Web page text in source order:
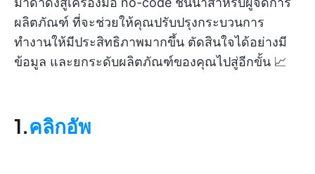
ผลิตภัณฑ์ ที่จะช่วยให้คุณปรับปรุงกระบวนการ
ทำงานให้มีประสิทธิภาพมากขึ้น ตัดสินใจได้อย่างมี
ข้อมูล และยกระดับผลิตภัณฑ์ของคุณไปสู่อีกขั้น 📈
1.คลิกอัพ